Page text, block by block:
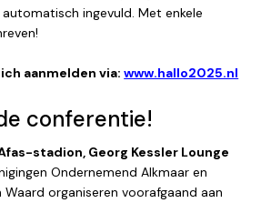
ingevuld. Met enkele
aanmelden via:www.hallo2025.nl
conferentie!
stadion, Georg Kessler Lounge
Ondernemend Alkmaar en
organiseren voorafgaand aan